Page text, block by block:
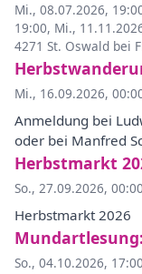
Mi., 08.07.2026,
19:00, Mi.,
4271 St. Oswald bei
Mi., 16.09.2026,
Anmeldung bei
oder bei Manfred
Herbstmarkt
So., 27.09.2026, 00:00
Herbstmarkt 2026
So., 04.10.2026, 17:00